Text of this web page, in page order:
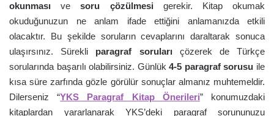
okunması vesoru çözülmesi gerekir. Kitap okumak
okuduğunuzun ne anlam ifade ettiğini anlamanızda etkili
olacaktır. Bu şekilde soruların cevaplarını daraltarak sonuca
ulaşırsınız. Sürekli paragraf soruları çözerek de Türkçe
sorularında başarılı olabilirsiniz. Günlük4-5 paragraf sorusu ile
kısa süre zarfında gözle görülür sonuçlar almanız muhtemeldir.
Dilerseniz “YKS Paragraf Kitap Önerileri” konumuzdaki
kitaplardan yararlanarak YKS’deki paragraf sorununuzu